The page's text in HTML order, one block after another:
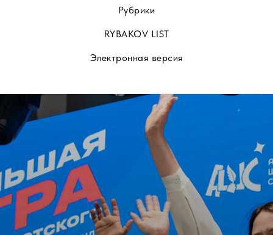
Рубрики
RYBAKOV LIST
Электронная версия